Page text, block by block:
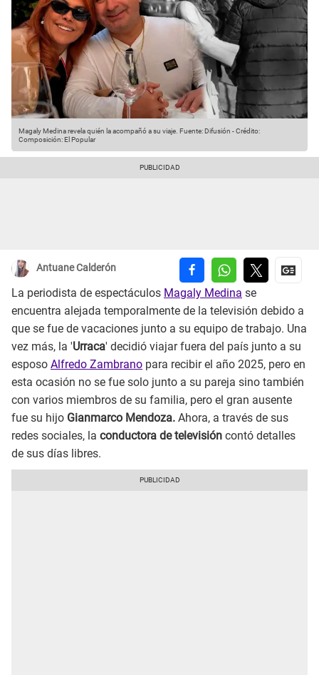
Magaly Medina revela quién la acompañó a su viaje. Fuente: Difusión -Crédito:
Composición: El Popular
Antuane Calderón
La periodista de espectáculos Magaly Medina se
encuentra alejada temporalmente de la televisión debido a
que se fue de vacaciones junto a su equipo de trabajo. Una
vez más, la 'Urraca' decidió viajar fuera del país junto a su
esposo Alfredo Zambrano para recibir el año 2025, pero en
esta ocasión no se fue solo junto a su pareja sino también
con varios miembros de su familia, pero el gran ausente
fue su hijo Gianmarco Mendoza. Ahora, a través de sus
redes sociales, la conductora de televisión contó detalles
de sus días libres.